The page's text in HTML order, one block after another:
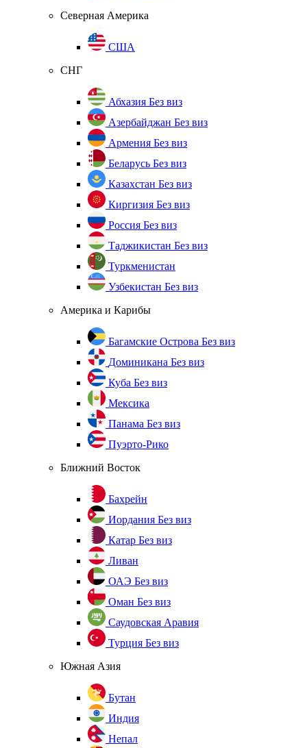
Северная Америка
США
СНГ
Абхазия Без виз
Азербайджан Без виз
Армения Без виз
Беларусь Без виз
Казахстан Без виз
Киргизия Без виз
Россия Без виз
Таджикистан Без виз
Туркменистан
Узбекистан Без виз
Америка и Карибы
Багамские Острова Без виз
Доминикана Без виз
Куба Без виз
Мексика
Панама Без виз
Пуэрто-Рико
Ближний Восток
Бахрейн
Иордания Без виз
Катар Без виз
Ливан
ОАЭ Без виз
Оман Без виз
Саудовская Аравия
Турция Без виз
Южная Азия
Бутан
Индия
Непал